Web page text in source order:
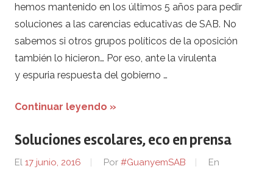
hemos mantenido en los últimos 5 años para pedir
soluciones a las carencias educativas de SAB. No
sabemos si otros grupos políticos de la oposición
también lo hicieron… Por eso, ante la virulenta
y espuria respuesta del gobierno …
Continuar leyendo »
Soluciones escolares, eco en prensa
El 17 junio, 2016 Por #GuanyemSAB
En